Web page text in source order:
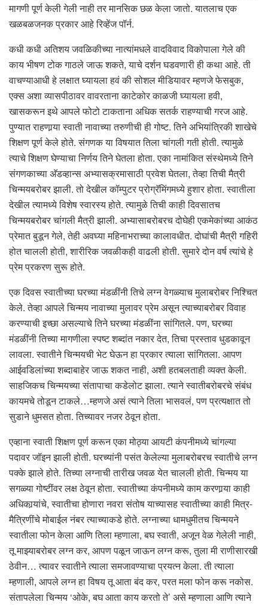
मागणी पूर्ण केली गेली नाही तर मानसिक छळ केला जातो. यातलाच एक
खळबळजनक प्रकार आहे रिव्हेंज पॉर्न.
कधी कधी अतिशय जवळिकीच्या नात्यांमधले वादविवाद विकोपाला गेले की
काय भीषण टोक गाठले जाऊ शकते, याचे दर्शन घडवणारी ही कथा आहे. ती
वाचण्याआधी हे लक्षात घ्यायला हवं की सोशल मीडियावर म्हणजे फेसबुक,
एक्स अशा व्यासपीठावर वावरताना काटेकोर काळजी घ्यायला हवी,
खासकरून इथे आपले फोटो टाकताना अधिक सतर्क राहण्याची गरज आहे.
पुण्यात राहणार्‍या स्वाती नावाच्या तरुणीची ही गोष्ट. तिने अभियांत्रिकी शाखेचे
शिक्षण पूर्ण केले होते. संगणक या विषयात तिला चांगली गती होती. त्यामुळे
त्याचे शिक्षण घेण्याचा निर्णय तिने घेतला होता. एका नामांकित संस्थेमध्ये तिने
संगणकाच्या अ‍ॅडव्हान्स अभ्यासक्रमासाठी प्रवेश घेतला, तेव्हा तिची मैत्री
चिन्मयबरोबर झाली. तो देखील कॉम्पुटर प्रोग्रॅमिंगमध्ये हुशार होता. स्वातीला
देखील त्यामध्ये विशेष स्वारस्य होते. त्यामुळे तिची काही दिवसातच
चिन्मयबरोबर चांगली मैत्री झाली. अभ्यासाबरोबरच दोघेही एकमेकांच्या आकंठ
प्रेमात बुडून गेले, तेही अवघ्या महिनाभराच्या कालावधीत. दोघांची मैत्री गहिरी
होत चालली होती, शारीरिक जवळीकही वाढली होती. सुमारे दोन वर्ष त्यांचे हे
प्रेम प्रकरण सुरू होते.
एक दिवस स्वातीच्या घरच्या मंडळींनी तिचे लग्न वेगळ्याच मुलाबरोबर निश्चित
केले. तेव्हा आपले चिन्मय नावाच्या मुलावर प्रेम असून त्याच्याबरोबर विवाह
करण्याची इच्छा असल्याचे तिने घरच्या मंडळींना सांगितले. पण, घरच्या
मंडळींनी तिच्या मागणीला स्पष्ट शब्दांत नकार देत, तिचा प्रस्ताव धुडकावून
लावला. स्वातीने चिन्मयची भेट घेऊन हा प्रकार त्याला सांगितला. आपण
आईवडिलांच्या शब्दाबाहेर जाऊ शकत नाही, अशी हतबलताही व्यक्त केली.
साहजिकच चिन्मयच्या संतापाचा कडेलोट झाला. त्याने स्वातीबरोबरचे संबंध
कायमचे तोडून टाकले…म्हणजे असं त्याने तिला भासवलं, पण प्रत्यक्षात तो
सुडाने धुमसत होता. तिच्यावर नजर ठेवून होता.
एव्हाना स्वाती शिक्षण पूर्ण करून एका मोठ्या आयटी कंपनीमध्ये चांगल्या
पदावर जॉइन झाली होती. घरच्यांनी पसंत केलेल्या मुलाबरोबरच स्वातीचे लग्न
पक्के झाले होते. तिच्या लग्नाची तारीख जवळ येत चालली होती. चिन्मय या
सगळ्या गोष्टींवर लक्ष ठेवून होता. स्वातीच्या कंपनीमध्ये काम करणार्‍या काही
अधिकार्‍यांचे, स्वातीचा होणारा नवरा संतोष याच्यासह स्वातीच्या काही मित्र-
मैत्रिणींचे मोबाईल नंबर त्याच्याकडे होते. लग्नाच्या धामधुमीतच चिन्मयने
स्वातीला फोन केला आणि तिला म्हणाला, बघ स्वाती, अजून वेळ गेलेली नाही,
तू माझ्याबरोबर लग्न कर, आपण पळून जाऊन लग्न करू, तुला मी राणीसारखी
ठेवीन… त्यावर स्वातीने त्याला समजावण्याचा प्रयत्न केला. ती त्याला
म्हणाली, आपले लग्न हा विषय तू आता बंद कर, परत मला फोन करू नकोस.
संतापलेला चिन्मय ‘ओके, बघ आता काय करतो ते’ असे म्हणाला आणि त्याने